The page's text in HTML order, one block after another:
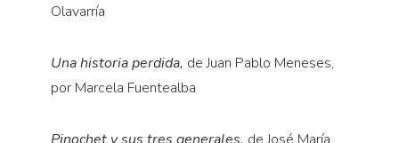
Olavarría
Una historia perdida, de Juan Pablo Meneses,
por Marcela Fuentealba